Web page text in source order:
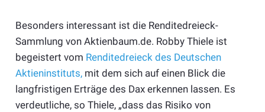
Besonders interessant ist die Renditedreieck-
Sammlung von Aktienbaum.de. Robby Thiele ist
begeistert vom Renditedreieck des Deutschen
Aktieninstituts,mit dem sich auf einen Blick die
langfristigen Erträge des Dax erkennen lassen. Es
verdeutliche, so Thiele, „dass das Risiko von